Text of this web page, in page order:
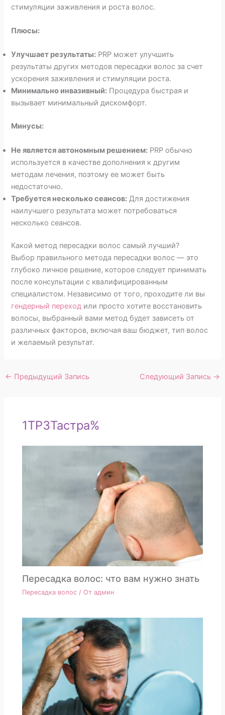
стимуляции заживления и роста волос.
Плюсы:
Улучшает результаты: PRP может улучшить
результаты других методов пересадки волос за счет
ускорения заживления и стимуляции роста.
Минимально инвазивный: Процедура быстрая и
вызывает минимальный дискомфорт.
Минусы:
Не является автономным решением: PRP обычно
используется в качестве дополнения к другим
методам лечения, поэтому ее может быть
недостаточно.
Требуется несколько сеансов: Для достижения
наилучшего результата может потребоваться
несколько сеансов.
Какой метод пересадки волос самый лучший?
Выбор правильного метода пересадки волос — это
глубоко личное решение, которое следует принимать
после консультации с квалифицированным
специалистом. Независимо от того, проходите ли вы
гендерный переход или просто хотите восстановить
волосы, выбранный вами метод будет зависеть от
различных факторов, включая ваш бюджет, тип волос
и желаемый результат.
← Предыдущий Запись Следующий Запись →
1TP3Тастра%
Пересадка волос: что вам нужно знать
Пересадка волос / Отадмин